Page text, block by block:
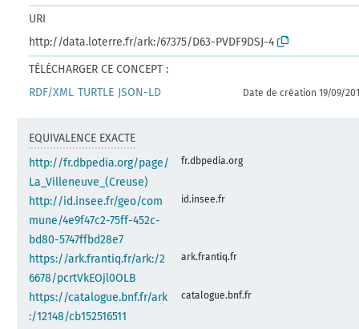
URI
http://data.loterre.fr/ark:/67375/D63-PVDF9DSJ-4
TÉLÉCHARGER CE CONCEPT :
RDF/XML TURTLE JSON-LD Date de création 19/09/
EQUIVALENCE EXACTE
http://fr.dbpedia.org/page/
La_Villeneuve_(Creuse)
fr.dbpedia.org
http://id.insee.fr/geo/com
mune/4e9f47c2-75ff-452c-
bd80-5747ffbd28e7
id.insee.fr
https://ark.frantiq.fr/ark:/2
6678/pcrtVkEOjl0OLB
ark.frantiq.fr
https://catalogue.bnf.fr/ark
:/12148/cb152516511
catalogue.bnf.fr